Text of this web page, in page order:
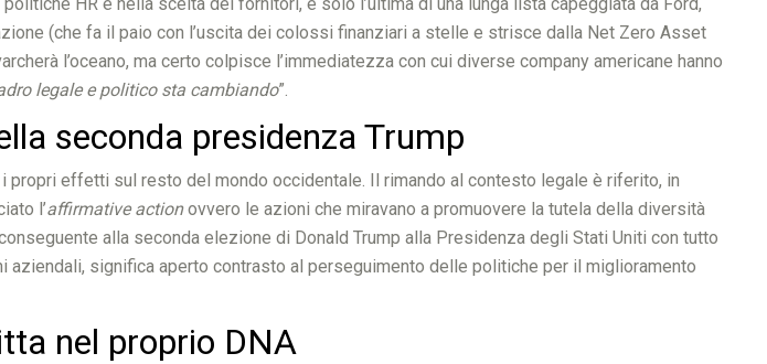
(che fa il paio con l’uscita dei colossi finanziari a stelle e strisce dalla Net Zero Asset
l’oceano, ma certo colpisce l’immediatezza con cui diverse company americane hanno
legale e politico sta cambiando”.
seconda presidenza Trump
effetti sul resto del mondo occidentale. Il rimando al contesto legale è riferito, in
l’affirmative actionovvero le azioni che miravano a promuovere la tutela della diversità
alla seconda elezione di Donald Trump alla Presidenza degli Stati Uniti con tutto
significa aperto contrasto al perseguimento delle politiche per il miglioramento
nel proprio DNA